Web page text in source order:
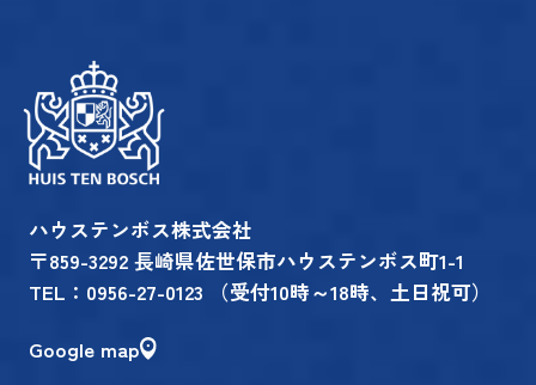
ハウステンボス株式会社
〒859-3292 長崎県佐世保市ハウステンボス町1-1
TEL： 0956-27-0123 （受付10時～18時、土日祝可）
Google map